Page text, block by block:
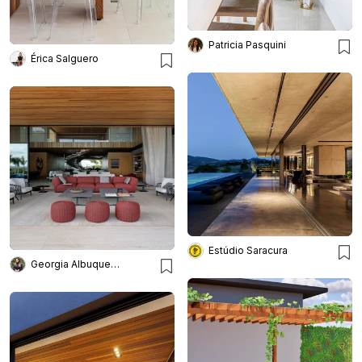
Patricia Pasquini
Érica Salguero
Estúdio Saracura
Georgia Albuquerque Arquiterura e Interiores